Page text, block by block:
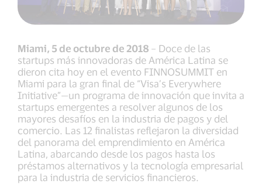
Miami, 5 de octubre de 2018 – Doce de las
startups más innovadoras de América Latina se
dieron cita hoy en el evento FINNOSUMMIT en
Miami para la gran final de “Visa’s Everywhere
Initiative”—un programa de innovación que invita a
startups emergentes a resolver algunos de los
mayores desafíos en la industria de pagos y del
comercio. Las 12 finalistas reflejaron la diversidad
del panorama del emprendimiento en América
Latina, abarcando desde los pagos hasta los
préstamos alternativos y la tecnología empresarial
para la industria de servicios financieros.